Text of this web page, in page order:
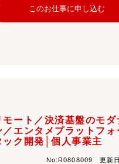
このお仕事に申し込む
モート／決済基盤のモダ
／エンタメプラットフォ
ック開発│個人事業主
No:R0808009 更新